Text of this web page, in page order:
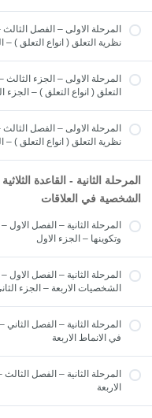
المرحلة الاولى – الفصل
نظرية التعلق ( انواع التعلق ) –
المرحلة الاولى – الجزء
التعلق ( انواع التعلق ) – الجزء
المرحلة الاولى – الفصل
نظرية التعلق ( انواع التعلق ) –
المرحلة الثانية - القاعدة
الشخصية في العلاقات
المرحلة الثانية – الفصل الاول
وتكوينها – الجزء الاول
المرحلة الثانية – الفصل
الشخصيات الاربعة – الجزء
المرحلة الثانية – الفصل الثاني
في الانماط الاربعة
المرحلة الثانية – الفصل
الاربعة